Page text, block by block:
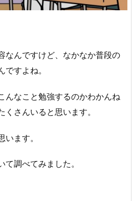
なんですけど、なかなか普段の
すよね。
んなこと勉強するのかわかんね
さんいると思います。
ます。
調べてみました。